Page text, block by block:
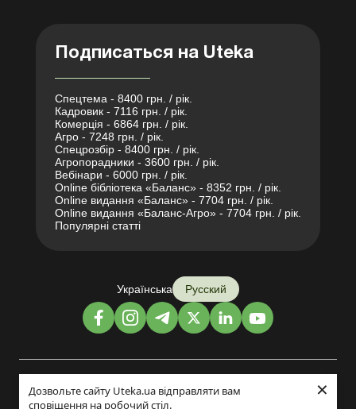
Дозвольте сайту Uteka.ua відправляти вам
сповіщення на робочий стіл.
×
Подписаться на Uteka
Спецтема - 8400 грн. / рік.
Кадровик - 7116 грн. / рік.
Комерція - 6864 грн. / рік.
Агро - 7248 грн. / рік.
Спецрозбір - 8400 грн. / рік.
Агропорадники - 3600 грн. / рік.
Вебінари - 6000 грн. / рік.
Online бібліотека «Баланс» - 8352 грн. / рік.
Online видання «Баланс» - 7704 грн. / рік.
Online видання «Баланс-Агро» - 7704 грн. / рік.
Популярні статті
Українська Русский
Дизайн и разработка: